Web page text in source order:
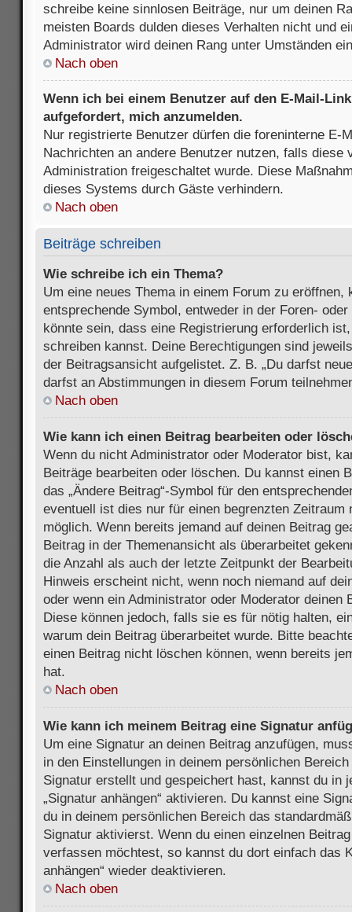
schreibe keine sinnlosen Beiträge, nur um deinen
meisten Boards dulden dieses Verhalten nicht und
Administrator wird deinen Rang unter Umständen
Nach oben
Wenn ich bei einem Benutzer auf den E-Mail-
aufgefordert, mich anzumelden.
Nur registrierte Benutzer dürfen die foreninterne E-
Nachrichten an andere Benutzer nutzen, falls diese
Administration freigeschaltet wurde. Diese
dieses Systems durch Gäste verhindern.
Nach oben
Beiträge schreiben
Wie schreibe ich ein Thema?
Um eine neues Thema in einem Forum zu eröffnen,
entsprechende Symbol, entweder in der Foren-
könnte sein, dass eine Registrierung erforderlich
schreiben kannst. Deine Berechtigungen sind
der Beitragsansicht aufgelistet. Z. B. „Du darfst
darfst an Abstimmungen in diesem Forum
Nach oben
Wie kann ich einen Beitrag bearbeiten oder
Wenn du nicht Administrator oder Moderator bist,
Beiträge bearbeiten oder löschen. Du kannst einen
das „Ändere Beitrag“-Symbol für den
eventuell ist dies nur für einen begrenzten Zeitraum
möglich. Wenn bereits jemand auf deinen Beitrag
Beitrag in der Themenansicht als überarbeitet
die Anzahl als auch der letzte Zeitpunkt der
Hinweis erscheint nicht, wenn noch niemand auf
oder wenn ein Administrator oder Moderator deinen
Diese können jedoch, falls sie es für nötig halten,
warum dein Beitrag überarbeitet wurde. Bitte
einen Beitrag nicht löschen können, wenn bereits
hat.
Nach oben
Wie kann ich meinem Beitrag eine Signatur
Um eine Signatur an deinen Beitrag anzufügen,
in den Einstellungen in deinem persönlichen
Signatur erstellt und gespeichert hast, kannst du in
„Signatur anhängen“ aktivieren. Du kannst eine
du in deinem persönlichen Bereich das
Signatur aktivierst. Wenn du einen einzelnen
verfassen möchtest, so kannst du dort einfach das
anhängen“ wieder deaktivieren.
Nach oben